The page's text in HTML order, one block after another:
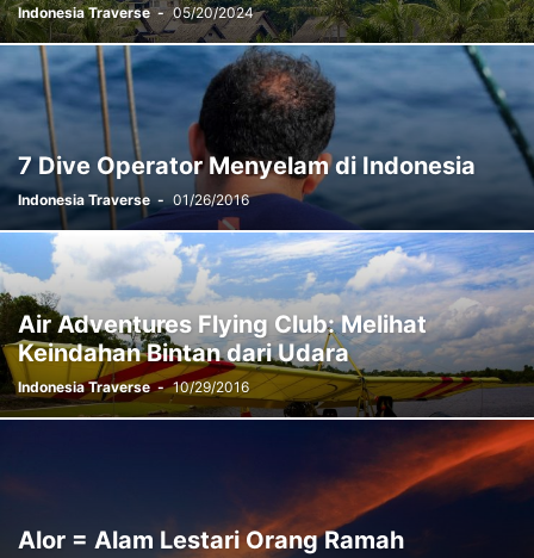
Indonesia Traverse - 05/20/2024
7 Dive Operator Menyelam di Indonesia
Indonesia Traverse - 01/26/2016
Air Adventures Flying Club: Melihat
Keindahan Bintan dari Udara
Indonesia Traverse - 10/29/2016
Alor = Alam Lestari Orang Ramah